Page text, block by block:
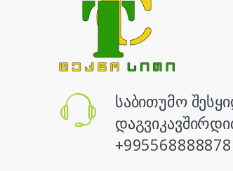
საბითუმო
+995568888878